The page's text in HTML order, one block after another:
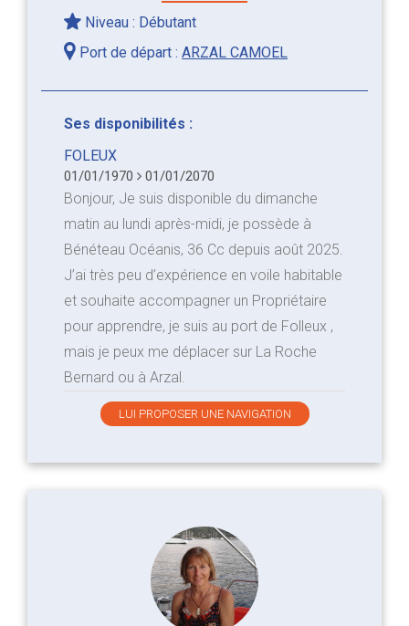
Niveau : Débutant
Port de départ :ARZAL CAMOEL
Ses disponibilités :
FOLEUX
01/01/1970 01/01/2070
Bonjour, Je suis disponible du dimanche
matin au lundi après-midi, je possède à
Bénéteau Océanis, 36 Cc depuis août 2025.
J’ai très peu d’expérience en voile habitable
et souhaite accompagner un Propriétaire
pour apprendre, je suis au port de Folleux ,
mais je peux me déplacer sur La Roche
Bernard ou à Arzal.
LUI PROPOSER UNE NAVIGATION